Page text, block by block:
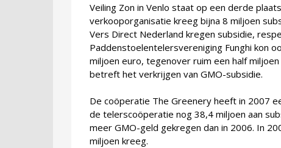
Veiling Zon in Venlo staat op een derde
verkooporganisatie kreeg bijna 8 miljoen
Vers Direct Nederland kregen subsidie,
Paddenstoelentelersvereniging Funghi kon
miljoen euro, tegenover ruim een half
betreft het verkrijgen van GMO-subsidie.
De coöperatie The Greenery heeft in 2007
de telerscoöperatie nog 38,4 miljoen aan
meer GMO-geld gekregen dan in 2006. In
miljoen kreeg.